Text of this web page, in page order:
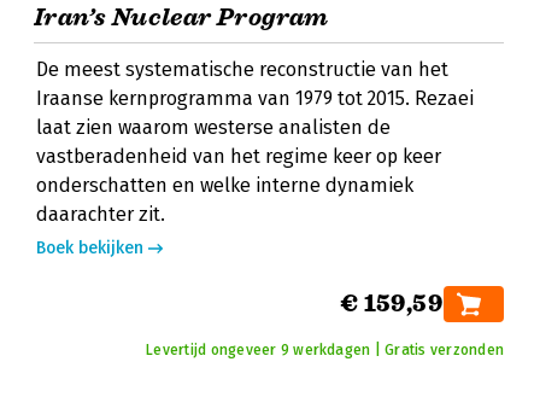
Iran’s Nuclear Program
De meest systematische reconstructie van het
Iraanse kernprogramma van 1979 tot 2015. Rezaei
laat zien waarom westerse analisten de
vastberadenheid van het regime keer op keer
onderschatten en welke interne dynamiek
daarachter zit.
Boek bekijken
€ 159,59
Levertijd ongeveer 9 werkdagen | Gratis verzonden